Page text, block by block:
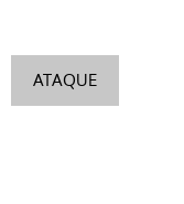
ATAQUE